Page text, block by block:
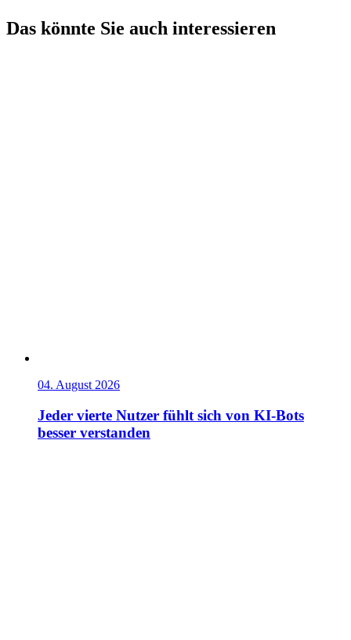
Das könnte Sie auch interessieren
04. August 2026
Jeder vierte Nutzer fühlt sich von KI-Bots
besser verstanden